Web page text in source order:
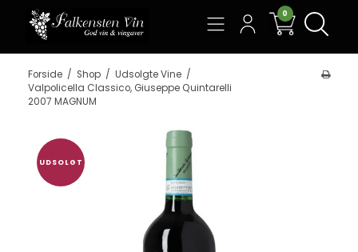
0
Forside / Shop / Udsolgte Vine /
Valpolicella Classico, Giuseppe Quintarelli
2007 MAGNUM
UDSOLGT